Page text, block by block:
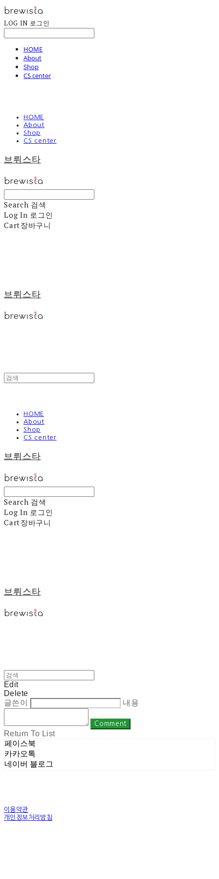
LOG IN 로그인
HOME
About
Shop
CS center
HOME
About
Shop
CS center
브뤼스타
Search 검색
Log In 로그인
Cart장바구니
브뤼스타
HOME
About
Shop
CS center
브뤼스타
Search 검색
Log In 로그인
Cart장바구니
브뤼스타
Edit
Delete
글쓴이
내용
Comment
Return To List
페이스북
카카오톡
네이버 블로그
이용약관
개인정보처리방침